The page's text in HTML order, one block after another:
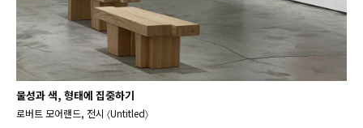
물성과 색, 형태에 집중하기
로버트 모어랜드, 전시 〈Untitled〉